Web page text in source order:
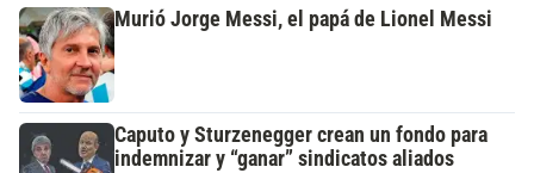
Murió Jorge Messi, el papá de Lionel Messi
Caputo y Sturzenegger crean un fondo para
indemnizar y “ganar” sindicatos aliados